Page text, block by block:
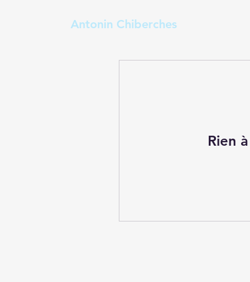
Antonin Chiberches
Rien